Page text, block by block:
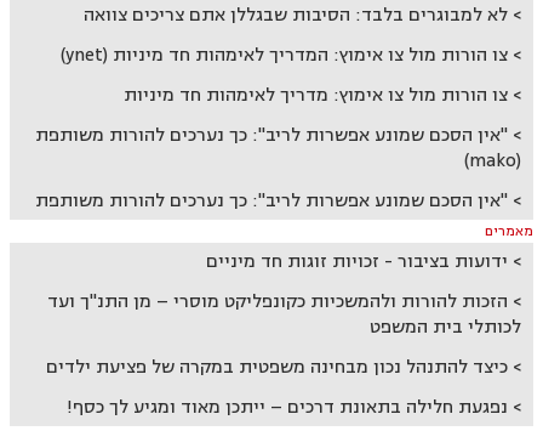
לא למבוגרים בלבד: הסיבות שבגללן אתם צריכים צוואה
צו הורות מול צו אימוץ: המדריך לאימהות חד מיניות (ynet)
צו הורות מול צו אימוץ: מדריך לאימהות חד מיניות
"אין הסכם שמונע אפשרות לריב": כך נערכים להורות משותפת
(mako)
"אין הסכם שמונע אפשרות לריב": כך נערכים להורות משותפת
מאמרים
ידועות בציבור - זכויות זוגות חד מיניים
הזכות להורות ולהמשכיות כקונפליקט מוסרי – מן התנ"ך ועד
לכותלי בית המשפט
כיצד להתנהל נכון מבחינה משפטית במקרה של פציעת ילדים
נפגעת חלילה בתאונת דרכים – ייתכן מאוד ומגיע לך כסף!